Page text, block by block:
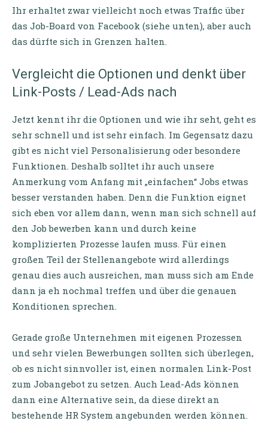
Ihr erhaltet zwar vielleicht noch etwas Traffic über
das Job-Board von Facebook (siehe unten), aber auch
das dürfte sich in Grenzen halten.
Vergleicht die Optionen und denkt über
Link-Posts / Lead-Ads nach
Jetzt kennt ihr die Optionen und wie ihr seht, geht es
sehr schnell und ist sehr einfach. Im Gegensatz dazu
gibt es nicht viel Personalisierung oder besondere
Funktionen. Deshalb solltet ihr auch unsere
Anmerkung vom Anfang mit „einfachen“ Jobs etwas
besser verstanden haben. Denn die Funktion eignet
sich eben vor allem dann, wenn man sich schnell auf
den Job bewerben kann und durch keine
komplizierten Prozesse laufen muss. Für einen
großen Teil der Stellenangebote wird allerdings
genau dies auch ausreichen, man muss sich am Ende
dann ja eh nochmal treffen und über die genauen
Konditionen sprechen.
Gerade große Unternehmen mit eigenen Prozessen
und sehr vielen Bewerbungen sollten sich überlegen,
ob es nicht sinnvoller ist, einen normalen Link-Post
zum Jobangebot zu setzen. Auch Lead-Ads können
dann eine Alternative sein, da diese direkt an
bestehende HR System angebunden werden können.